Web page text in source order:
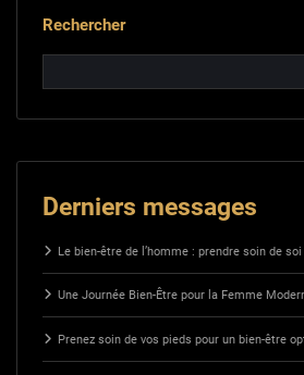
Rechercher
Derniers messages
Le bien-être de l’homme : prendre soin de
Une Journée Bien-Être pour la Femme
Prenez soin de vos pieds pour un bien-être